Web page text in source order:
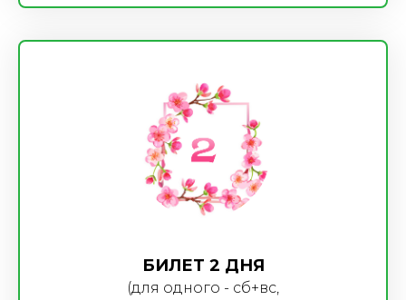
БИЛЕТ 2 ДНЯ
(для одного - сб+вс,